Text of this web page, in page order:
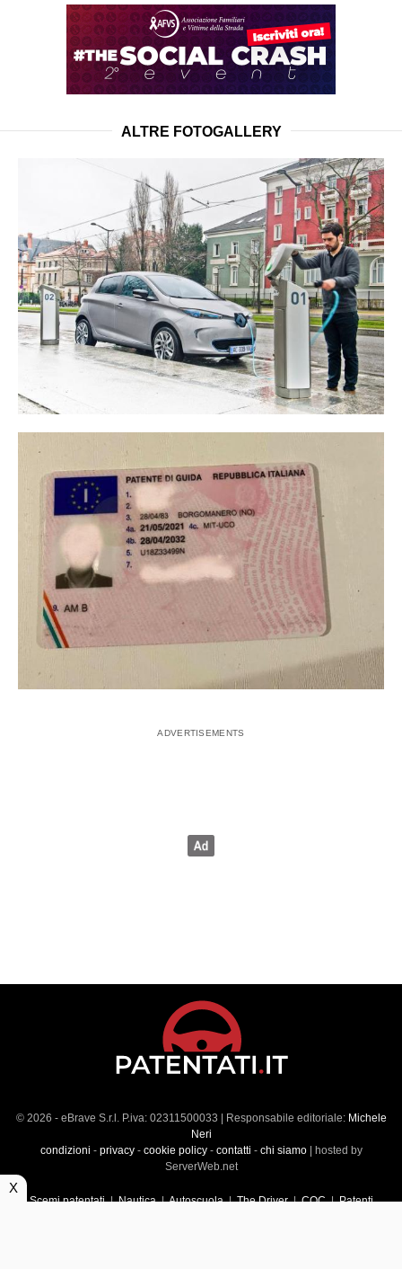
ALTRE FOTOGALLERY
© 2026 - eBrave S.r.l. P.iva: 02311500033 | Responsabile editoriale: Michele
Neri
condizioni - privacy- cookie policy- contatti - chi siamo| hosted by
ServerWeb.net
Scemi patentati|Nautica|Autoscuola|The Driver|CQC|Patenti
X